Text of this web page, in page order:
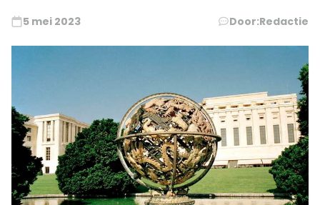
5 mei 2023 Door:Redactie